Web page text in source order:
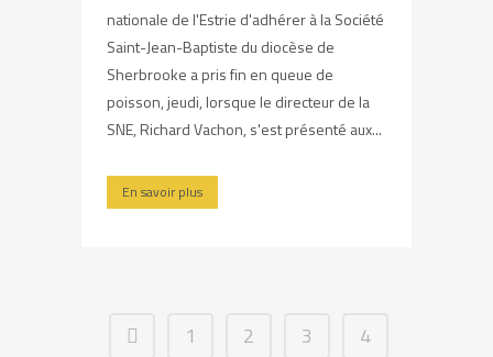
nationale de l'Estrie d'adhérer à la Société
Saint-Jean-Baptiste du diocèse de
Sherbrooke a pris fin en queue de
poisson, jeudi, lorsque le directeur de la
SNE, Richard Vachon, s'est présenté aux...
En savoir plus
1 2 3
4